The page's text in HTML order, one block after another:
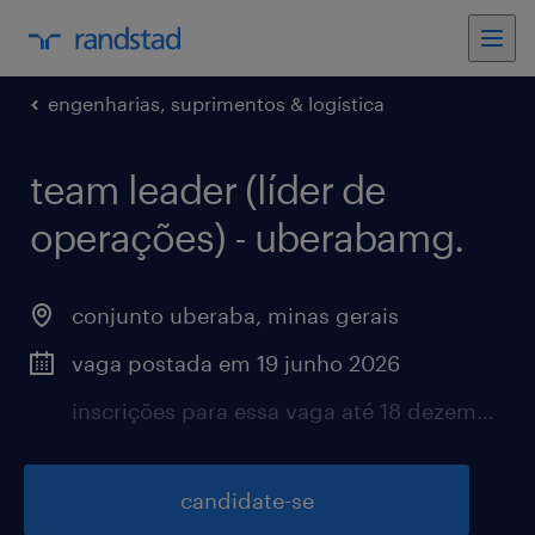
engenharias, suprimentos & logística
team leader (líder de
operações) - uberabamg.
conjunto uberaba, minas gerais
vaga postada em 19 junho 2026
inscrições para essa vaga até 18 dezembro 2026
candidate-se